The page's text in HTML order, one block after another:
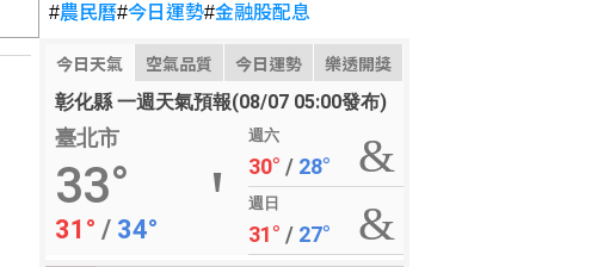
#農民曆#今日運勢#金融股配息
今日天氣 空氣品質 今日運勢 樂透開獎
彰化縣 一週天氣預報(08/07 05:00發布)
臺北市
33°
31° / 34°
週六
30° / 28°
週日
31° / 27°